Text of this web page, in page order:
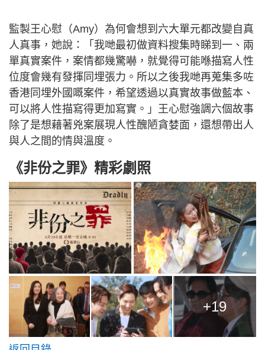
監製王心慰（Amy）為何會想到六大單元都改變自真
人真事，她說：「我哋最初做資料搜集時睇到一、兩
單真實案件，案情都幾驚嚇，就覺得可能喺描寫人性
位度會幾有發揮同埋張力。所以之後我哋再蒐集多咗
香港同埋外國嘅案件，希望透過以真實故事做藍本、
可以將人性描寫得更加寫實。」王心慰強調六個故事
除了是想藉著兇案展現人性醜陋貪婪面，還想帶出人
與人之間的情與溫度。
《非份之罪》精彩劇照
+19